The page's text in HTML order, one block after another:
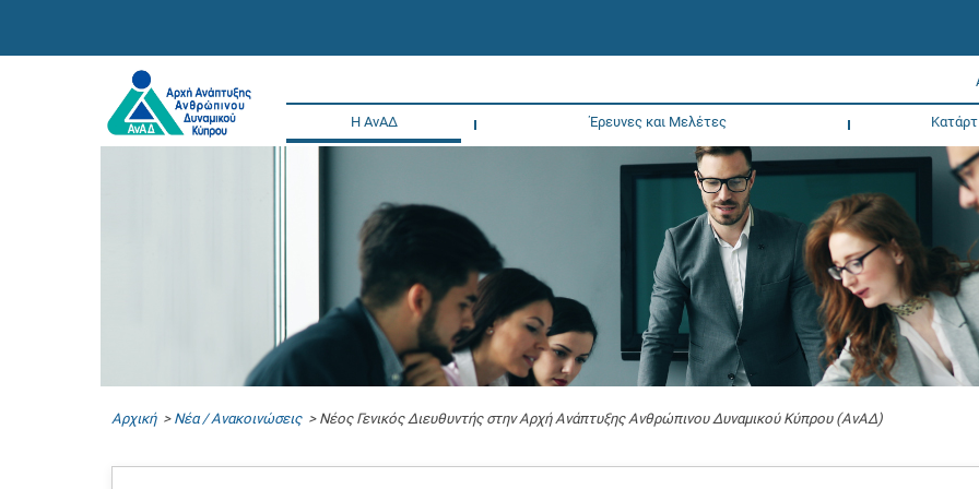
Η ΑνΑΔ Έρευνες και Μελέτες
Αρχική> Νέα / Ανακοινώσεις> Νέος Γενικός Διευθυντής στην Αρχή Ανάπτυξης Ανθρώπινου Δυναμικού Κύπρου (ΑνΑΔ)